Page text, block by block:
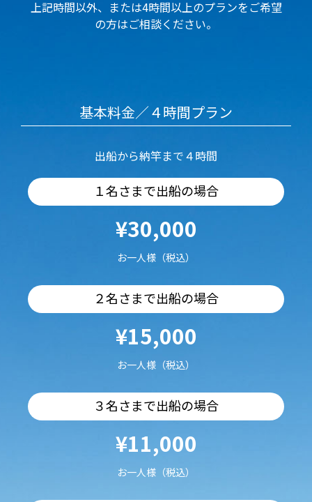
上記時間以外、または4時間以上のプランをご希望
の方はご相談ください。
基本料金／４時間プラン
出船から納竿まで４時間
１名さまで出船の場合
¥30,000
お一人様（税込）
２名さまで出船の場合
¥15,000
お一人様（税込）
３名さまで出船の場合
¥11,000
お一人様（税込）